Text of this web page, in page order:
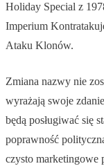
Holiday Special z
Imperium
Ataku Klonów.
Zmiana nazwy nie
wyrażają swoje
będą posługiwać się
poprawność
czysto marketingowe